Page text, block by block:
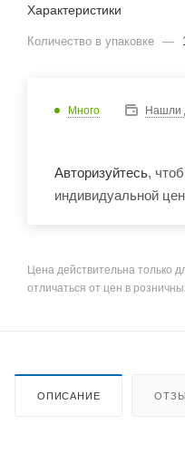
Характеристики
Количество в упаковке —
Много Нашли
Авторизуйтесь,
индивидуальной
Цена действительна только
отличаться от цен в
ОПИСАНИЕ